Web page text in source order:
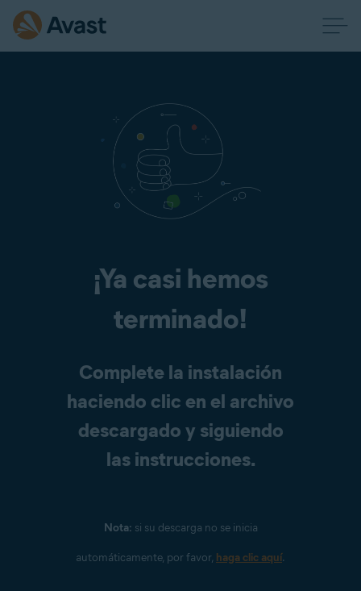
¡Ya casi hemos
terminado!
Complete la instalación
haciendo clic en el archivo
descargado y siguiendo
las instrucciones.
Nota: si su descarga no se inicia
automáticamente, por favor, haga clic aquí.